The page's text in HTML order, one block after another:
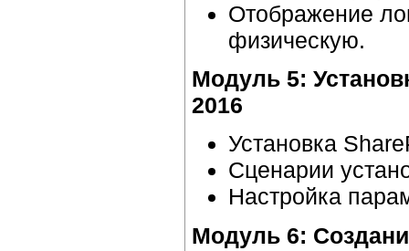
Отображение
физическую.
Модуль 5:
2016
Установка
Сценарии
Настройка
Модуль 6: